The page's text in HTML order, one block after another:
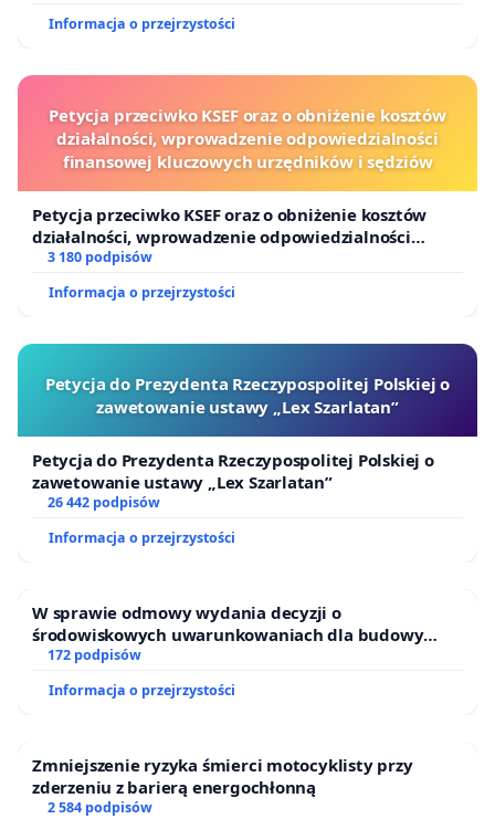
Informacja o przejrzystości
Petycja przeciwko KSEF oraz o obniżenie kosztów
działalności, wprowadzenie odpowiedzialności
finansowej kluczowych urzędników i sędziów
Petycja przeciwko KSEF oraz o obniżenie kosztów
działalności, wprowadzenie odpowiedzialności
finansowej kluczowych urzędników i sędziów
3 180 podpisów
Informacja o przejrzystości
Petycja do Prezydenta Rzeczypospolitej Polskiej o
zawetowanie ustawy „Lex Szarlatan”
Petycja do Prezydenta Rzeczypospolitej Polskiej o
zawetowanie ustawy „Lex Szarlatan”
26 442 podpisów
Informacja o przejrzystości
W sprawie odmowy wydania decyzji o
środowiskowych uwarunkowaniach dla budowy
zakładu wytwarzania biometanu „Krynki” w
Ostrowiu Południowym oraz ochrony mieszkańców i
Puszczy Knyszyńskiej
172 podpisów
Informacja o przejrzystości
Zmniejszenie ryzyka śmierci motocyklisty przy
zderzeniu z barierą energochłonną
2 584 podpisów